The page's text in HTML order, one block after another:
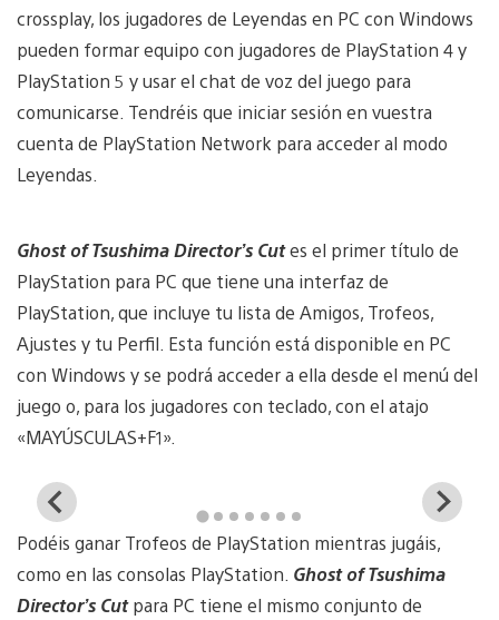
crossplay, los jugadores de Leyendas en PC con Windows
pueden formar equipo con jugadores de PlayStation 4 y
PlayStation 5 y usar el chat de voz del juego para
comunicarse. Tendréis que iniciar sesión en vuestra
cuenta de PlayStation Network para acceder al modo
Leyendas.
Ghost of Tsushima Director’s Cutes el primer título de
PlayStation para PC que tiene una interfaz de
PlayStation, que incluye tu lista de Amigos, Trofeos,
Ajustes y tu Perfil. Esta función está disponible en PC
con Windows y se podrá acceder a ella desde el menú del
juego o, para los jugadores con teclado, con el atajo
«MAYÚSCULAS+F1».
View
download
image
Podéis ganar Trofeos de PlayStation mientras jugáis,
como en las consolas PlayStation. Ghost of Tsushima
Director’s Cutpara PC tiene el mismo conjunto de